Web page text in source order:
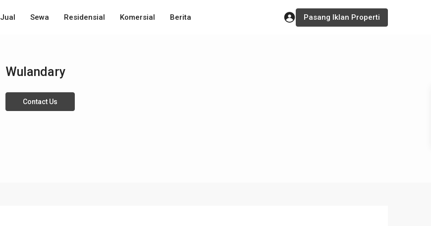
Jual Sewa Residensial Komersial Berita Pasang Iklan Properti
Wulandary
Contact Us